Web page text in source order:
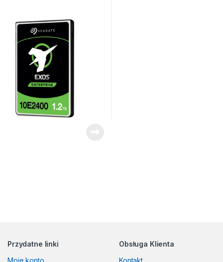
Przydatne linki
Moje konto
Obsługa Klienta
Kontakt